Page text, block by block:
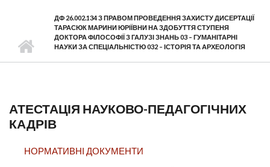
ДФ 26.002.134 З ПРАВОМ ПРОВЕДЕННЯ ЗАХИСТУ ДИСЕРТАЦІЇ
ТАРАСЮК МАРИНИ ЮРІЇВНИ НА ЗДОБУТТЯ СТУПЕНЯ
ДОКТОРА ФІЛОСОФІЇ З ГАЛУЗІ ЗНАНЬ 03 – ГУМАНІТАРНІ
НАУКИ ЗА СПЕЦІАЛЬНІСТЮ 032 – ІСТОРІЯ ТА АРХЕОЛОГІЯ
АТЕСТАЦІЯ НАУКОВО-ПЕДАГОГІЧНИХ
КАДРІВ
НОРМАТИВНІ ДОКУМЕНТИ